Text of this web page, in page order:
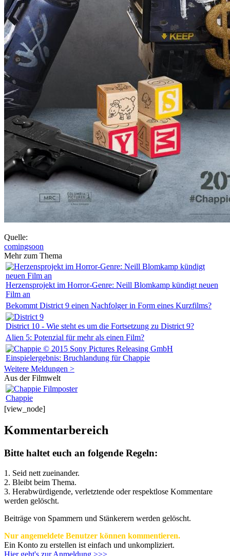
Quelle:
comingsoon
Mehr zum Thema
Herzensprojekt im Horror-Genre: Neill Blomkamp kündigt neuen
Film an
Bekommt District 9 einen Nachfolger in Form eines Kurzfilms?
District 10 - Wie steht es um die Fortsetzung zu District 9?
Alien 5: Potenzial für mehr als einen Film?
Einspielergebnis: Bruchlandung für Chappie
Weitere Meldungen >
Aus der Filmwelt
Chappie
[view_node]
Kommentarbereich
Bitte haltet euch an folgende Regeln:
1. Seid nett zueinander.
2. Bleibt beim Thema.
3. Herabwürdigende, verletztende oder respektlose Kommentare
werden gelöscht.
Beiträge von Spammern und Stänkerern werden gelöscht.
Nur angemeldete Benutzer können kommentieren.
Ein Konto zu erstellen ist einfach und unkompliziert.
Hier geht's zur Anmeldung >>>